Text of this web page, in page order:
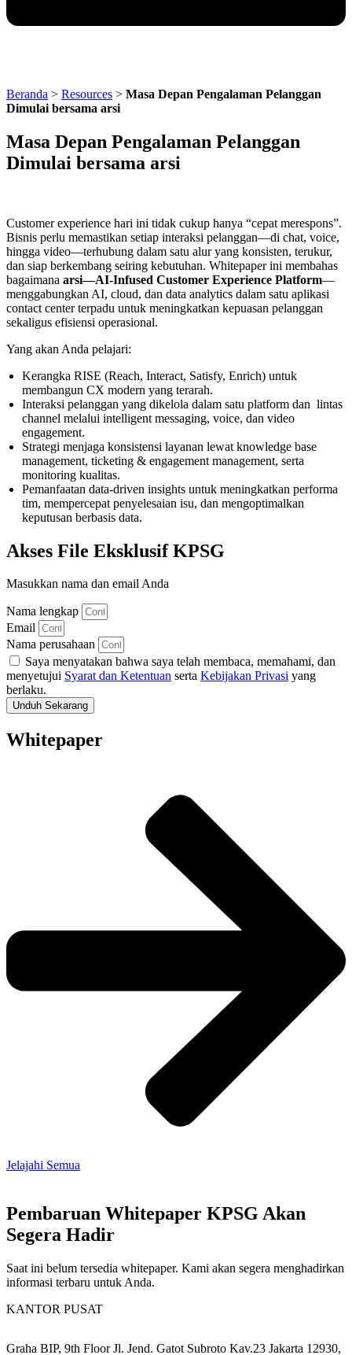
Beranda > Resources > Masa Depan Pengalaman Pelanggan
Dimulai bersama arsi
Masa Depan Pengalaman Pelanggan
Dimulai bersama arsi
Customer experience hari ini tidak cukup hanya “cepat merespons”.
Bisnis perlu memastikan setiap interaksi pelanggan—di chat, voice,
hingga video—terhubung dalam satu alur yang konsisten, terukur,
dan siap berkembang seiring kebutuhan. Whitepaper ini membahas
bagaimana arsi—AI-Infused Customer Experience Platform—
menggabungkan AI, cloud, dan data analytics dalam satu aplikasi
contact center terpadu untuk meningkatkan kepuasan pelanggan
sekaligus efisiensi operasional.
Yang akan Anda pelajari:
Kerangka RISE (Reach, Interact, Satisfy, Enrich) untuk
membangun CX modern yang terarah.
Interaksi pelanggan yang dikelola dalam satu platform dan lintas
channel melalui intelligent messaging, voice, dan video
engagement.
Strategi menjaga konsistensi layanan lewat knowledge base
management, ticketing & engagement management, serta
monitoring kualitas.
Pemanfaatan data-driven insights untuk meningkatkan performa
tim, mempercepat penyelesaian isu, dan mengoptimalkan
keputusan berbasis data.
Akses File Eksklusif KPSG
Masukkan nama dan email Anda
Nama lengkap
Email
Nama perusahaan
Saya menyatakan bahwa saya telah membaca, memahami, dan
menyetujui Syarat dan Ketentuan serta Kebijakan Privasi yang
berlaku.
Unduh Sekarang
Whitepaper
Jelajahi Semua
Pembaruan Whitepaper KPSG Akan
Segera Hadir
Saat ini belum tersedia whitepaper. Kami akan segera menghadirkan
informasi terbaru untuk Anda.
KANTOR PUSAT
Graha BIP, 9th Floor Jl. Jend. Gatot Subroto Kav.23 Jakarta 12930,